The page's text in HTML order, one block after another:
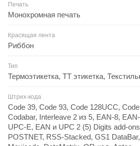
Печать
Монохромная печать
Красящая лента
Риббон
Тип
Термоэтикетка, ТТ этикетка,
Штрих-кода
Code 39, Code 93, Code 128UCC,
Codabar, Interleave 2 из 5, EAN-8,
UPC-E, EAN и UPC 2 (5) Digits add-
POSTNET, RSS-Stacked, GS1